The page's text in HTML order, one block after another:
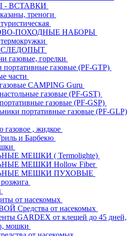
- ВСТАВКИ
треноги
ПОХОДНЫЕ НАБОРЫ
СЛЕДОПЫТ
газовые, горелки
портативные газовые (PF-GTP)
части
CAMPING Guru
газовые (PF-GST)
газовые (PF-GSP)
портативные газовые (PF-GLP)
газовое , жидкое
и Барбекю
МЕШКИ ( Termolighte)
МЕШКИ Hollow Fiber
МЕШКИ ПУХОВЫЕ
от насекомых
Средства от насекомых
GARDEX от клещей до 45 дней,
мошки